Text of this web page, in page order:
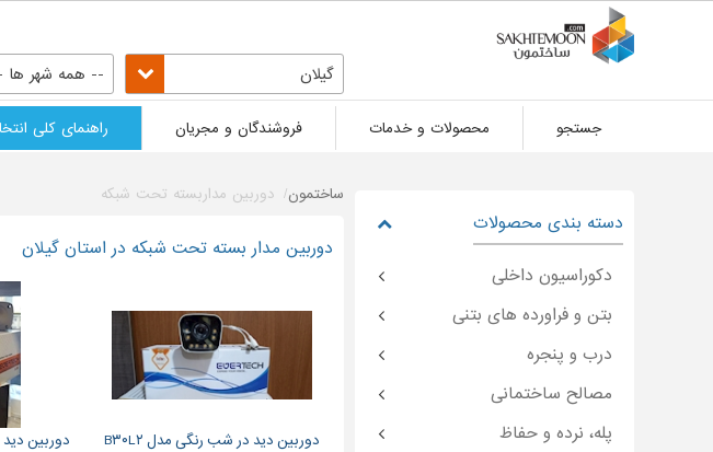
گیلان -- همه شهر ها
جستجو محصولات و خدمات فروشندگان و مجریان راهنمای کلی
ساختمون دوربین مداربسته تحت شبکه
دوربین مدار بسته تحت شبکه در استان گیلان
دوربین دید در شب رنگی مدل B۳۰L۲
دسته بندی محصولات
دکوراسیون داخلی
بتن و فراورده های بتنی
درب و پنجره
مصالح ساختمانی
پله، نرده و حفاظ